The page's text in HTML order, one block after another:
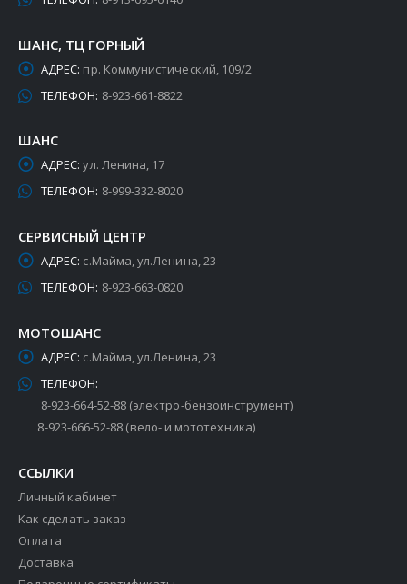
ШАНС, ТЦ ГОРНЫЙ
АДРЕС: пр. Коммунистический, 109/2
ТЕЛЕФОН: 8-923-661-8822
ШАНС
АДРЕС: ул. Ленина, 17
ТЕЛЕФОН: 8-999-332-8020
СЕРВИСНЫЙ ЦЕНТР
АДРЕС: с.Майма, ул.Ленина, 23
ТЕЛЕФОН: 8-923-663-0820
МОТОШАНС
АДРЕС: с.Майма, ул.Ленина, 23
ТЕЛЕФОН:
8-923-664-52-88 (электро-бензоинструмент)
8-923-666-52-88 (вело- и мототехника)
ССЫЛКИ
Личный кабинет
Как сделать заказ
Оплата
Доставка